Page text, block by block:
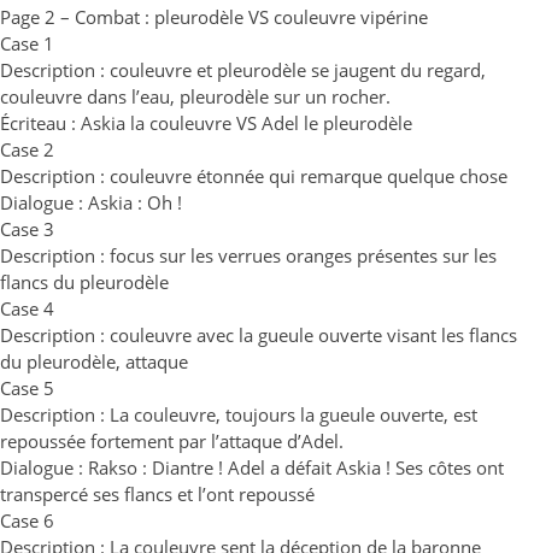
Page 2 – Combat : pleurodèle VS couleuvre vipérine
Case 1
Description : couleuvre et pleurodèle se jaugent du regard,
couleuvre dans l’eau, pleurodèle sur un rocher.
Écriteau : Askia la couleuvre VS Adel le pleurodèle
Case 2
Description : couleuvre étonnée qui remarque quelque chose
Dialogue : Askia : Oh !
Case 3
Description : focus sur les verrues oranges présentes sur les
flancs du pleurodèle
Case 4
Description : couleuvre avec la gueule ouverte visant les flancs
du pleurodèle, attaque
Case 5
Description : La couleuvre, toujours la gueule ouverte, est
repoussée fortement par l’attaque d’Adel.
Dialogue : Rakso : Diantre ! Adel a défait Askia ! Ses côtes ont
transpercé ses flancs et l’ont repoussé
Case 6
Description : La couleuvre sent la déception de la baronne